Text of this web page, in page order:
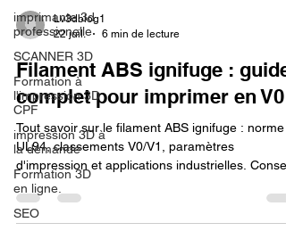
imprimante 3d
professionelle
SCANNER 3D
Formation à
l'impression 3D
CPF
impression 3D à
la demande
Formation 3D
en ligne.
SEO
Lv3dblog1
22 juil.
6 min de lecture
Filament ABS ignifuge : guide
complet pour imprimer en V0
Tout savoir sur le filament ABS ignifuge : norme
UL94, classements V0/V1, paramètres
d'impression et applications industrielles.
d'experts.